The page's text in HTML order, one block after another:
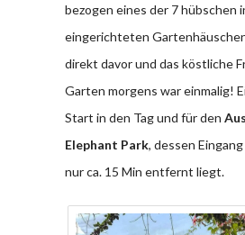
bezogen eines der 7 hübschen
eingerichteten
direkt davor und das köstliche
Garten morgens war einmalig!
Start in den Tag und für den
Elephant Park, dessen
nur ca. 15 Min entfernt liegt.